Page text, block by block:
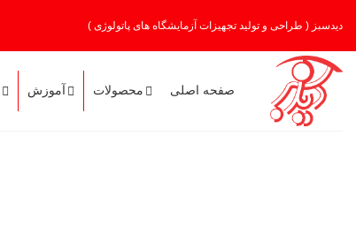
content
دیدسبز ( طراحی و تولید تجهیزات آزمایشگاه های پاتولوژی )
صفحه اصلی محصولات آموزش